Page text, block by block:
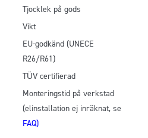
Tjocklek på gods
Vikt
EU-godkänd (UNECE
R26/R61)
TÜV certifierad
Monteringstid på verkstad
(elinstallation ej inräknat, se
FAQ)